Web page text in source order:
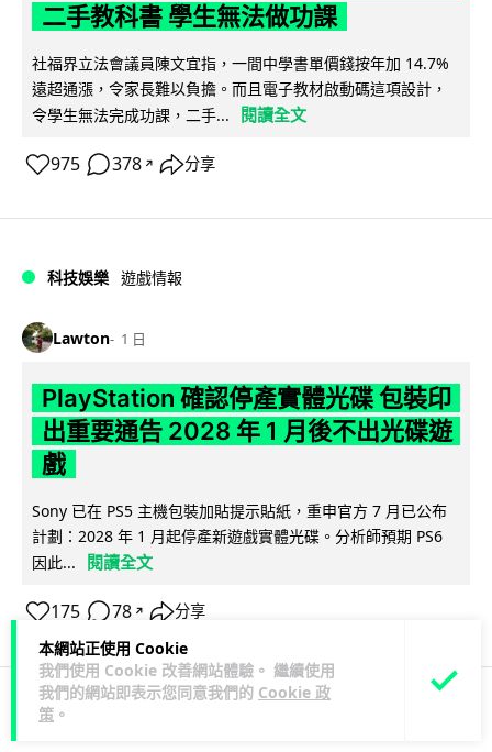
本網站正使用 Cookie
我們使用 Cookie 改善網站體驗。 繼續使用
我們的網站即表示您同意我們的 Cookie 政
策 。
二手教科書 學生無法做功課
社福界立法會議員陳文宜指，一間中學書單價錢按年加 14.7%
遠超通漲，令家長難以負擔。而且電子教材啟動碼這項設計，
令學生無法完成功課，二手...
閱讀全文
975 378 ↗ 分享
科技娛樂 遊戲情報
Lawton 1 日
PlayStation 確認停產實體光碟 包裝印
出重要通告 2028 年 1 月後不出光碟遊
戲
Sony 已在 PS5 主機包裝加貼提示貼紙，重申官方 7 月已公布
計劃：2028 年 1 月起停產新遊戲實體光碟。分析師預期 PS6
因此...
閱讀全文
175 78 ↗ 分享
人工智能